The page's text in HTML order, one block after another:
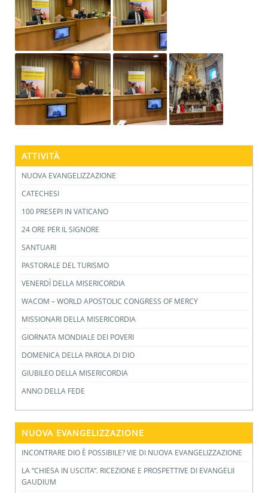
ATTIVITÀ
NUOVA EVANGELIZZAZIONE
CATECHESI
100 PRESEPI IN VATICANO
24 ORE PER IL SIGNORE
SANTUARI
PASTORALE DEL TURISMO
VENERDÌ DELLA MISERICORDIA
WACOM – WORLD APOSTOLIC CONGRESS OF MERCY
MISSIONARI DELLA MISERICORDIA
GIORNATA MONDIALE DEI POVERI
DOMENICA DELLA PAROLA DI DIO
GIUBILEO DELLA MISERICORDIA
ANNO DELLA FEDE
NUOVA EVANGELIZZAZIONE
INCONTRARE DIO È POSSIBILE? VIE DI NUOVA EVANGELIZZAZIONE
LA “CHIESA IN USCITA”. RICEZIONE E PROSPETTIVE DI EVANGELII
GAUDIUM